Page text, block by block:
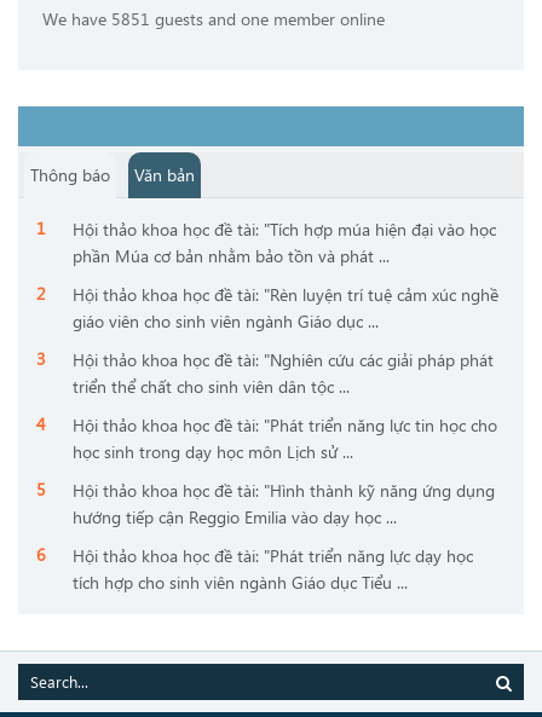
We have 5851 guests and one member online
Thông báo Văn bản
Hội thảo khoa học đề tài: "Tích hợp múa hiện đại vào học
phần Múa cơ bản nhằm bảo tồn và phát ...
Hội thảo khoa học đề tài: "Rèn luyện trí tuệ cảm xúc nghề
giáo viên cho sinh viên ngành Giáo dục ...
Hội thảo khoa học đề tài: "Nghiên cứu các giải pháp phát
triển thể chất cho sinh viên dân tộc ...
Hội thảo khoa học đề tài: "Phát triển năng lực tin học cho
học sinh trong dạy học môn Lịch sử ...
Hội thảo khoa học đề tài: "Hình thành kỹ năng ứng dụng
hướng tiếp cận Reggio Emilia vào dạy học ...
Hội thảo khoa học đề tài: "Phát triển năng lực dạy học
tích hợp cho sinh viên ngành Giáo dục Tiểu ...